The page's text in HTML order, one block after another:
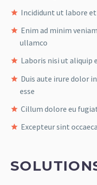
Incididunt ut labore
Enim ad minim
ullamco
Laboris nisi ut aliquip
Duis aute irure dolor
esse
Cillum dolore eu
Excepteur sint